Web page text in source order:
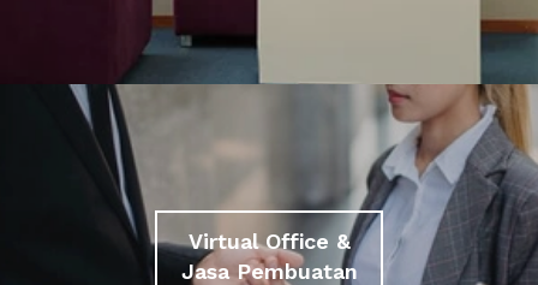
Virtual Office &
Jasa Pembuatan